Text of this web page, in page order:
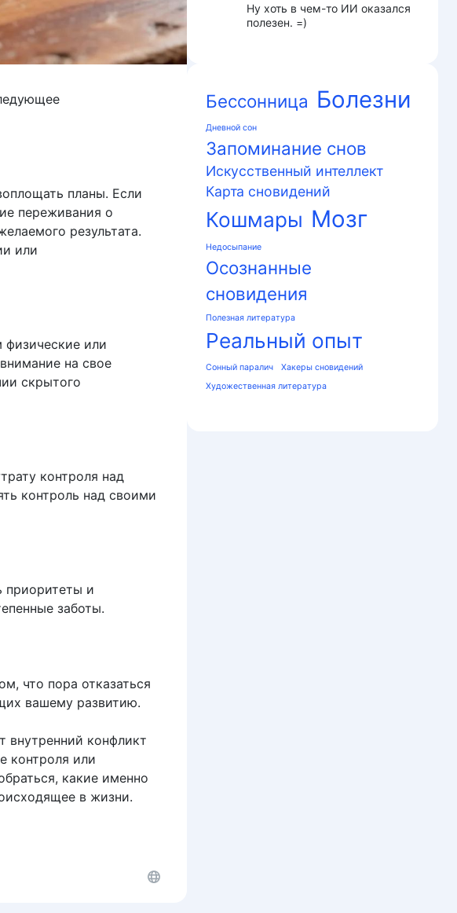
планы. Если
переживания о
результата.
или
или
на свое
скрытого
контроля над
контроль над своими
приоритеты и
заботы.
что пора отказаться
вашему развитию.
внутренний конфликт
контроля или
какие именно
в жизни.
Ну хоть в чем-то ИИ оказался
полезен. =)
Бессонница Болезни
Дневной сон
Запоминание снов
Искусственный интеллект
Карта сновидений
Кошмары Мозг
Недосыпание
Осознанные
сновидения
Полезная литература
Реальный опыт
Сонный паралич
Хакеры сновидений
Художественная литература